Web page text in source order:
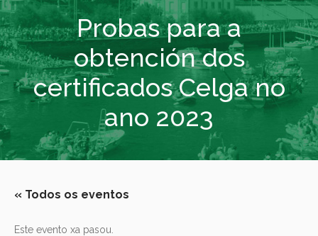
Probas para a
obtención dos
certificados Celga no
ano 2023
« Todos os eventos
Este evento xa pasou.